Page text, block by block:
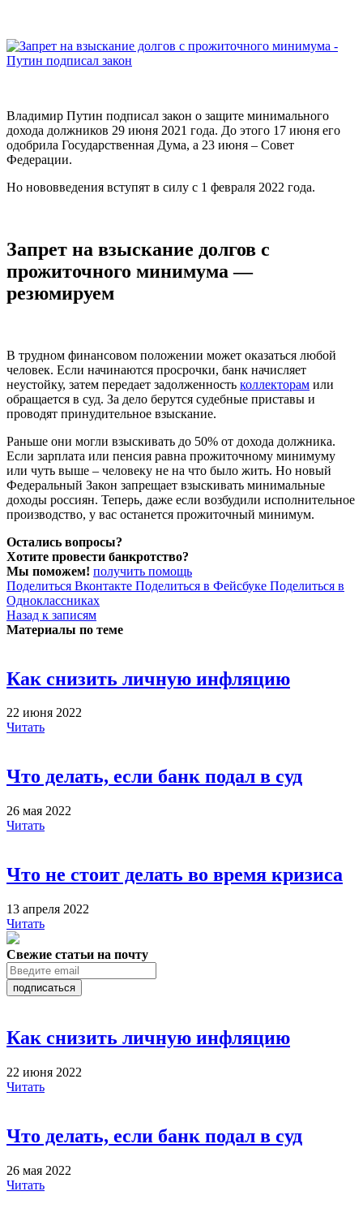
Владимир Путин подписал закон о защите минимального
дохода должников 29 июня 2021 года. До этого 17 июня его
одобрила Государственная Дума, а 23 июня – Совет
Федерации.
Но нововведения вступят в силу с 1 февраля 2022 года.
Запрет на взыскание долгов с
прожиточного минимума —
резюмируем
В трудном финансовом положении может оказаться любой
человек. Если начинаются просрочки, банк начисляет
неустойку, затем передает задолженность коллекторам или
обращается в суд. За дело берутся судебные приставы и
проводят принудительное взыскание.
Раньше они могли взыскивать до 50% от дохода должника.
Если зарплата или пенсия равна прожиточному минимуму
или чуть выше – человеку не на что было жить. Но новый
Федеральный Закон запрещает взыскивать минимальные
доходы россиян. Теперь, даже если возбудили исполнительное
производство, у вас останется прожиточный минимум.
Остались вопросы?
Хотите провести банкротство?
Мы поможем! получить помощь
Поделиться Вконтакте Поделиться в Фейсбуке Поделиться в
Одноклассниках
Назад к записям
Материалы по теме
Как снизить личную инфляцию
22 июня 2022
Читать
Что делать, если банк подал в суд
26 мая 2022
Читать
Что не стоит делать во время кризиса
13 апреля 2022
Читать
Свежие статьи на почту
подписаться
Как снизить личную инфляцию
22 июня 2022
Читать
Что делать, если банк подал в суд
26 мая 2022
Читать